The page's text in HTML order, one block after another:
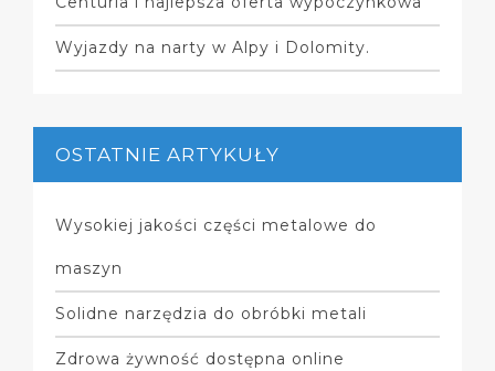
Wyjazdy na narty w Alpy i Dolomity.
OSTATNIE ARTYKUŁY
Wysokiej jakości części metalowe do
maszyn
Solidne narzędzia do obróbki metali
Zdrowa żywność dostępna online